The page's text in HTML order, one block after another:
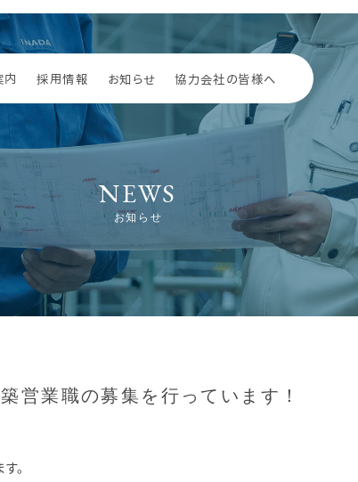
内 採用情報 お知らせ 協力会社の皆様へ
NEWS
お知らせ
営業職の募集を行っています！
。